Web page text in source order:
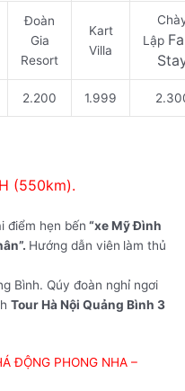
Đoàn
Gia
Resort
Kart
Villa
Lập
2.200 1.999
(550km).
điểm hẹn bến “xe Mỹ Đình
Hướng dẫn viên làm thủ
Bình. Qúy đoàn nghỉ ngơi
Tour Hà Nội Quảng Bình 3
ĐỘNG PHONG NHA –